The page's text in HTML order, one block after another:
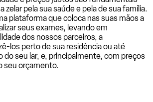
zelar pela sua saúde e pela de sua família.
plataforma que coloca nas suas mãos a
seus exames, levando em
dos nossos parceiros, a
los perto de sua residência ou até
seu lar, e, principalmente, com preços
seu orçamento.